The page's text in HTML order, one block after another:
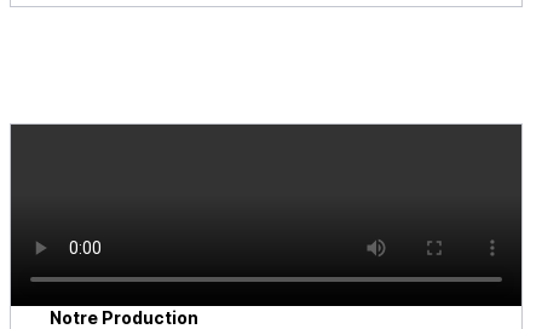
Notre Production